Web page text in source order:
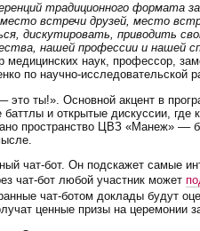
традиционного формата
встречи друзей, место
дискутировать, приводить
нашей профессии и нашей
медицинских наук, профессор,
по научно-исследовательской
ты!». Основной акцент в
и открытые дискуссии, где
пространство ЦВЗ «Манеж» ––
чат-бот. Он подскажет самые
чат-бот любой участник может
чат-ботом доклады будут
ценные призы на церемонии